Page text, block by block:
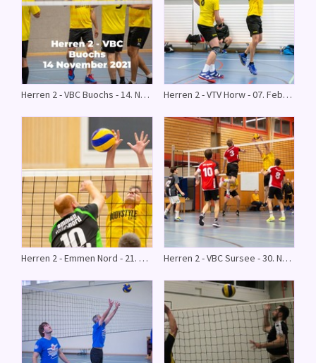
Herren 2 - VBC Buochs - 14. November 2021 Herren 2 - VTV Horw - 07. Februar 2020
Herren 2 - Emmen Nord - 21. Dezember 2019 Herren 2 - VBC Sursee - 30. November 2019